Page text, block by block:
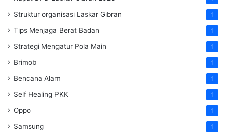
Struktur organisasi Laskar Gibran 1
Tips Menjaga Berat Badan 1
Strategi Mengatur Pola Main 1
Brimob 1
Bencana Alam 1
Self Healing PKK 1
Oppo 1
Samsung 1